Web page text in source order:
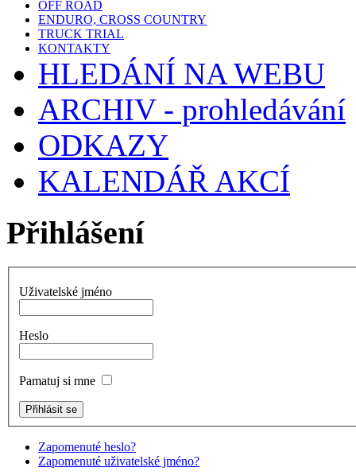
OFF ROAD
ENDURO, CROSS COUNTRY
TRUCK TRIAL
KONTAKTY
HLEDÁNÍ NA WEBU
ARCHIV - prohledávání
ODKAZY
KALENDÁŘ AKCÍ
Přihlášení
Uživatelské jméno
Heslo
Pamatuj si mne
Zapomenuté heslo?
Zapomenuté uživatelské jméno?